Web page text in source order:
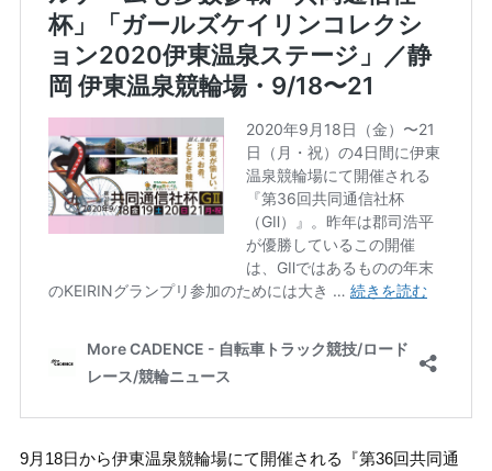
9月18日から伊東温泉競輪場にて開催される『第36回共同通